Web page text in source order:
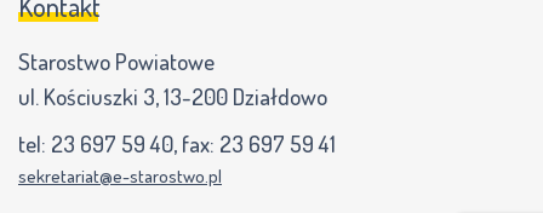
Starostwo Powiatowe
ul. Kościuszki 3, 13-200 Działdowo
tel: 23 697 59 40, fax: 23 697 59 41
sekretariat@e-starostwo.pl